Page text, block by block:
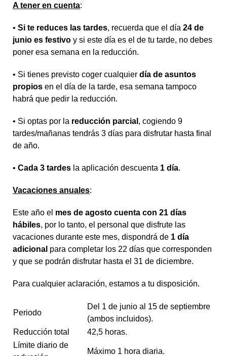
A tener en cuenta:
• Si te reduces las tardes, recuerda que el día 24 de
junio es festivo y si este día es el de tu tarde, no debes
poner esa semana en la reducción.
• Si tienes previsto coger cualquier día de asuntos
propios en el día de la tarde, esa semana tampoco
habrá que pedir la reducción.
• Si optas por la reducción parcial , cogiendo 9
tardes/mañanas tendrás 3 días para disfrutar hasta final
de año.
• Cada 3 tardes la aplicación descuenta 1 día.
Vacaciones anuales:
Este año el mes de agosto cuenta con 21 días
hábiles, por lo tanto, el personal que disfrute las
vacaciones durante este mes, dispondrá de 1 día
adicional para completar los 22 días que corresponden
y que se podrán disfrutar hasta el 31 de diciembre.
Para cualquier aclaración, estamos a tu disposición.
Periodo
Del 1 de junio al 15 de septiembre
(ambos incluidos).
Reducción total
42,5 horas.
Límite diario de
Máximo 1 hora diaria.